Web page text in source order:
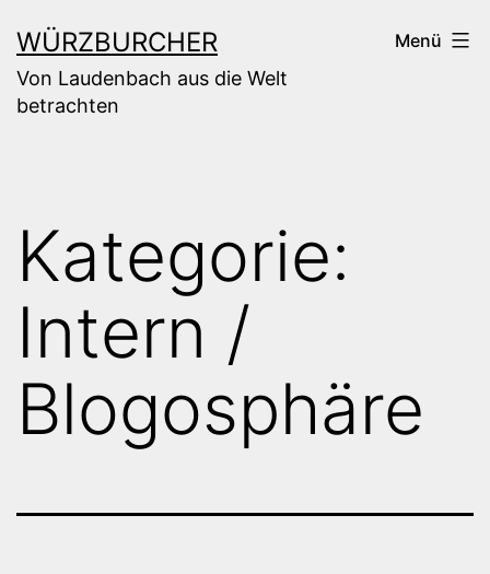
Inhalt
springen
WÜRZBURCHER
Von Laudenbach aus die Welt
betrachten
Menü
Kategorie:
Intern /
Blogosphäre